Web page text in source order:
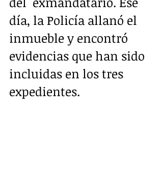
día, la Policía allanó el
inmueble y encontró
evidencias que han sido
incluidas en los tres
expedientes.